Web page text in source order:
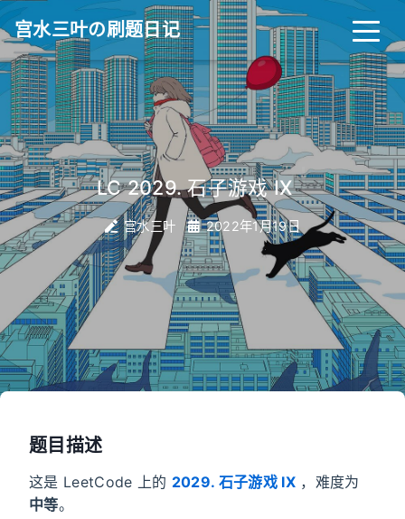
宫水三叶の刷题日记
LC 2029. 石子游戏 IX|
宫水三叶 2022年1月19日
题目描述
这是 LeetCode 上的 2029. 石子游戏 IX，难度为
中等。